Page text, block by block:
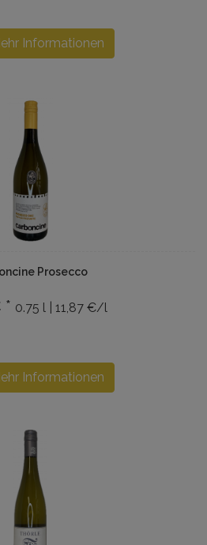
Informationen
Prosecco
* 0.75 l | 11,87 €/l
Informationen